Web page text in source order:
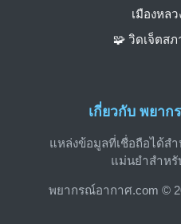
เกี่ยวกับ พยา
แหล่งข้อมูลที่เชื่อถือได้ส
แม่นยำสำหรั
พยากรณ์อากาศ.com ©
เมืองหล
🧩 วิดเจ็ตส